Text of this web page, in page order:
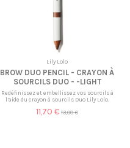
Lily Lolo
BROW DUO PENCIL - CRAYON À
SOURCILS DUO - -LIGHT
Redéfinissez et embellissez vos sourcils à
l’aide du crayon à sourcils Duo Lily Lolo.
11,70 € 13,00 €